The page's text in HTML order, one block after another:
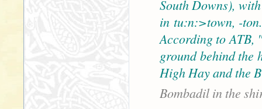
South Downs),
in tu:n:>town, -
According to
ground behind the
High Hay and the
Bombadil in the